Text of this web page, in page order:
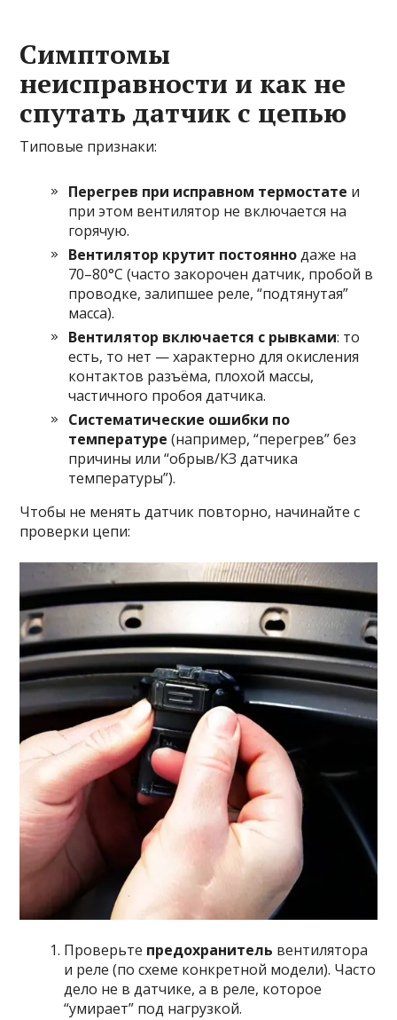
Симптомы
неисправности и как не
спутать датчик с цепью
Типовые признаки:
Перегрев при исправном термостате и
при этом вентилятор не включается на
горячую.
Вентилятор крутит постояннодаже на
70–80°C (часто закорочен датчик, пробой в
проводке, залипшее реле, “подтянутая”
масса).
Вентилятор включается с рывками: то
есть, то нет — характерно для окисления
контактов разъёма, плохой массы,
частичного пробоя датчика.
Систематические ошибки по
температуре (например, “перегрев” без
причины или “обрыв/КЗ датчика
температуры”).
Чтобы не менять датчик повторно, начинайте с
проверки цепи:
Проверьте предохранитель вентилятора
и реле (по схеме конкретной модели). Часто
дело не в датчике, а в реле, которое
“умирает” под нагрузкой.